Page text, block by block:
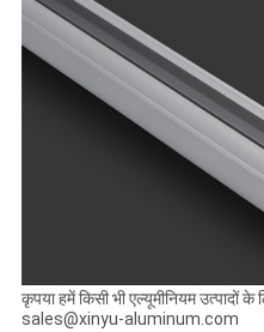
कृपया हमें किसी भी एल्यूमीनियम उत्पादों
sales@xinyu-aluminum.com